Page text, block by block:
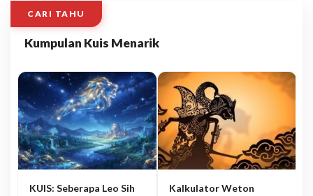
CARI TAHU
Kumpulan Kuis Menarik
KUIS: Seberapa Leo Sih
Kalkulator Weton